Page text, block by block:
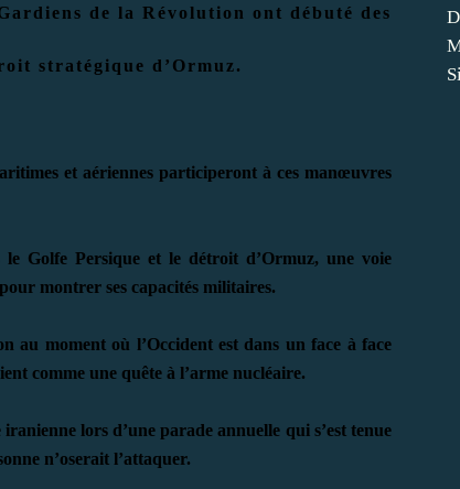
de la Révolution ont débuté des
stratégique d’Ormuz.
et aériennes participeront à ces manœuvres
Golfe Persique et le détroit d’Ormuz, une voie
montrer ses capacités militaires.
au moment où l’Occident est dans un face à face
comme une quête à l’arme nucléaire.
lors d’une parade annuelle qui s’est tenue
n’oserait l’attaquer.